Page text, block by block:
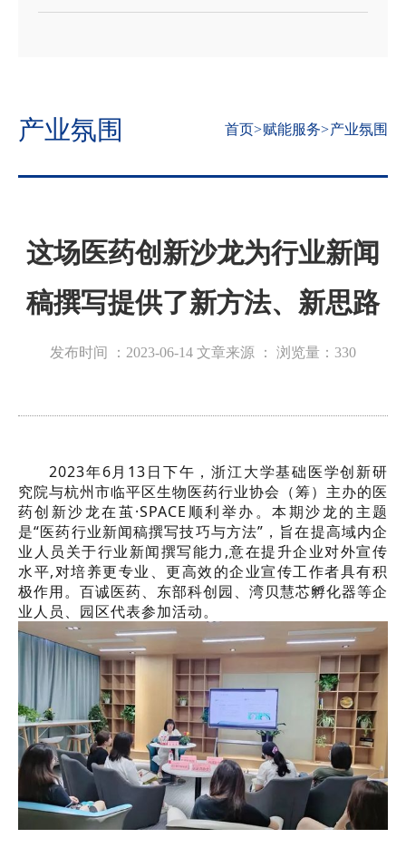
产业氛围 首页>赋能服务>产业氛围
这场医药创新沙龙为行业新闻
稿撰写提供了新方法、新思路
发布时间 ：2023-06-14 文章来源 ： 浏览量： 330
2023年6月13日下午，浙江大学基础医学创新研
究院与杭州市临平区生物医药行业协会（筹）主办的医
药创新沙龙在茧·SPACE顺利举办。本期沙龙的主题
是“医药行业新闻稿撰写技巧与方法”，旨在提高域内企
业人员关于行业新闻撰写能力,意在提升企业对外宣传
水平,对培养更专业、更高效的企业宣传工作者具有积
极作用。百诚医药、东部科创园、湾贝慧芯孵化器等企
业人员、园区代表参加活动。